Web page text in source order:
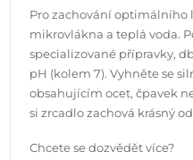
převezmete zásilku přímo
nabízíme takéslužbu
doručit zásilku přímo do
80×120 cm nebo průměr
může být potřeba menší
Pokud tuto službu